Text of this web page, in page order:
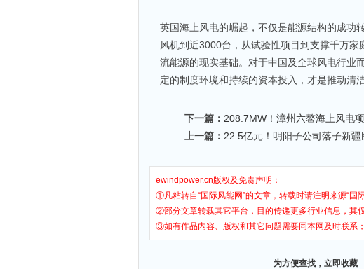
英国海上风电的崛起，不仅是能源结构的成功
风机到近3000台，从试验性项目到支撑千万
流能源的现实基础。对于中国及全球风电行业
定的制度环境和持续的资本投入，才是推动清
下一篇： 208.7MW！漳州六鳌海上风电
上一篇： 22.5亿元！明阳子公司落子新
ewindpower.cn版权及免责声明：
①凡粘转自“国际风能网”的文章，转载时请注明来源“国
②部分文章转载其它平台，目的传递更多行业信息，其
③如有作品内容、版权和其它问题需要同本网及时联系；
为方便查找，立即收藏